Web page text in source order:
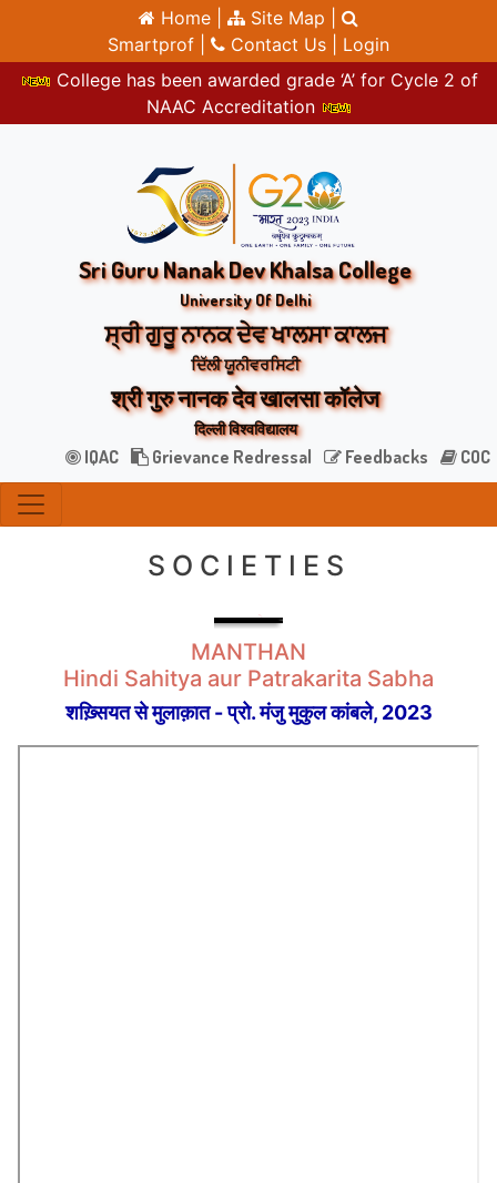
Home |
Site Map |
Smartprof |
Contact Us | Login
College has been awarded grade ‘A’ for Cycle 2 of
NAAC Accreditation
Sri Guru Nanak Dev Khalsa College
University Of Delhi
ਸ੍ਰੀ ਗੁਰੂ ਨਾਨਕ ਦੇਵ ਖਾਲਸਾ ਕਾਲਜ
ਦਿੱਲੀ ਯੂਨੀਵਰਸਿਟੀ
श्री गुरु नानक देव खालसा कॉलेज
दिल्ली विश्वविद्यालय
IQAC Grievance Redressal Feedbacks COC
SOCIETIES
MANTHAN
Hindi Sahitya aur Patrakarita Sabha
शख़्सियत से मुलाक़ात - प्रो. मंजु मुकुल कांबले, 2023